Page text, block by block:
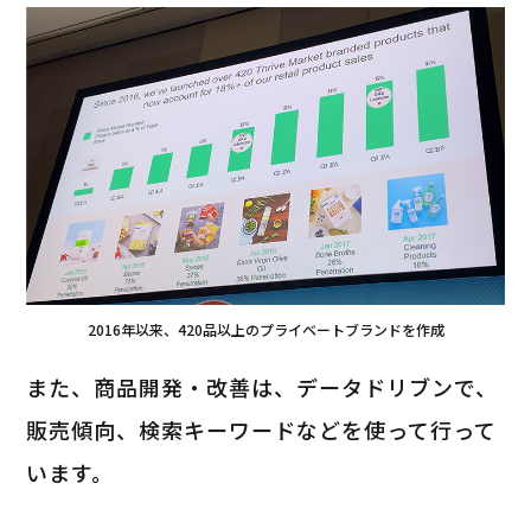
2016年以来、420品以上のプライベートブランドを作成
また、商品開発・改善は、データドリブンで、
販売傾向、検索キーワードなどを使って行って
います。